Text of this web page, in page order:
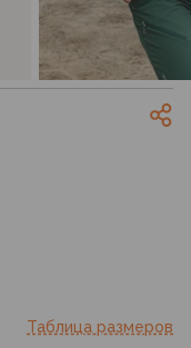
Таблица размеров